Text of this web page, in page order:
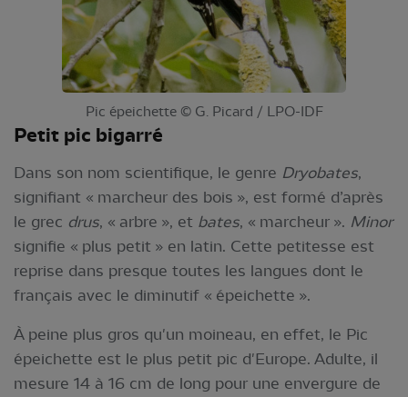
Pic épeichette © G. Picard / LPO-IDF
Petit pic bigarré
Dans son nom scientifique, le genre Dryobates,
signifiant « marcheur des bois », est formé d’après
le grec drus, « arbre », et bates, « marcheur ». Minor
signifie « plus petit » en latin. Cette petitesse est
reprise dans presque toutes les langues dont le
français avec le diminutif « épeichette ».
À peine plus gros qu'un moineau, en effet, le Pic
épeichette est le plus petit pic d'Europe. Adulte, il
mesure 14 à 16 cm de long pour une envergure de